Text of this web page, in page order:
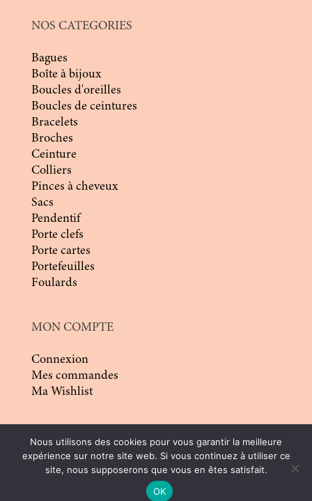
NOS CATEGORIES
Bagues
Boîte à bijoux
Boucles d'oreilles
Boucles de ceintures
Bracelets
Broches
Ceinture
Colliers
Pinces à cheveux
Sacs
Pendentif
Porte clefs
Porte cartes
Portefeuilles
Foulards
MON COMPTE
Connexion
Mes commandes
Ma Wishlist
© 2026 | Conception : Pommier Franck WD
Tous droits réservés | CGV
Nous utilisons des cookies pour vous garantir la meilleure
expérience sur notre site web. Si vous continuez à utiliser ce
site, nous supposerons que vous en êtes satisfait.
OK